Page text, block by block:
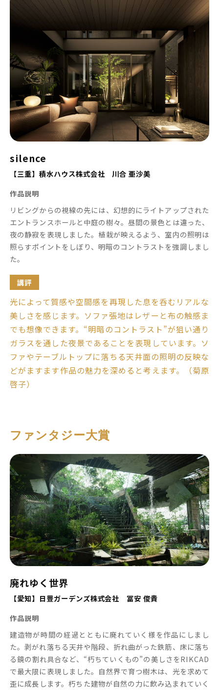
silence
【三重】積水ハウス株式会社 川合 亜沙美
作品説明
リビングからの視線の先には、幻想的にライトアップされた
エントランスホールと中庭の樹々。昼間の景色とは違った、
夜の静寂を表現しました。植栽が映えるよう、室内の照明は
照らすポイントをしぼり、明暗のコントラストを強調しまし
た。
講評
光によって質感や空間感を再現した息を呑むリアルな
美しさを感じます。ソファ張地はレザーと布の触感ま
でも想像できます。“明暗のコントラスト”が狙い通り
ガラスを通した夜景であることを表現しています。ソ
ファやテーブルトップに落ちる天井面の照明の反映な
どがますます作品の魅力を深めると考えます。（菊原
啓子）
ファンタジー大賞
廃れゆく世界
【愛知】日豊ガーデンズ株式会社 冨安 俊貴
作品説明
建造物が時間の経過とともに廃れていく様を作品にしまし
た。剥がれ落ちる天井や階段、折れ曲がった鉄筋、床に落ち
る鏡の割れ具合など、“朽ちていくもの”の美しさをRIKCAD
で最大限に表現しました。自然界で育つ樹木は、光を求めて
歪に成長します。朽ちた建物が自然の力に飲み込まれていく